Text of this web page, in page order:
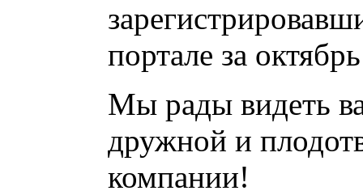
портале за
Мы рады видеть
дружной и
компании!